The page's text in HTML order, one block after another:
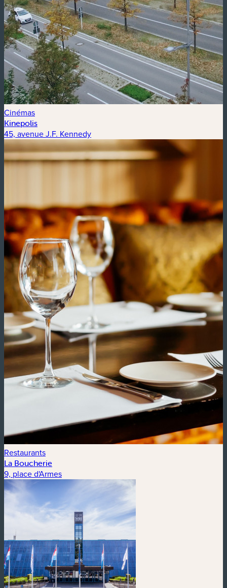
Cinémas
Kinepolis
45, avenue J.F. Kennedy
Restaurants
La Boucherie
9, place d'Armes